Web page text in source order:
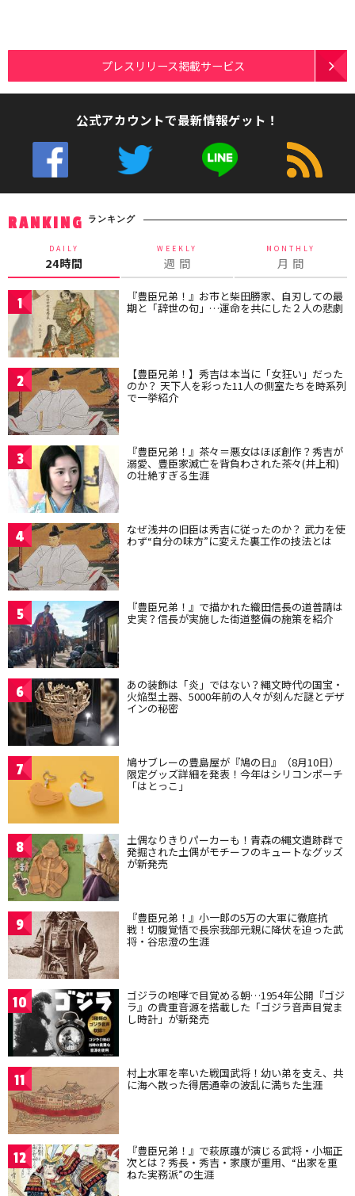
プレスリリース掲載サービス
公式アカウントで最新情報ゲット！
RANKING ランキング
DAILY
24時間
WEEKLY
週 間
MONTHLY
月 間
1 『豊臣兄弟！』お市と柴田勝家、自刃しての最
期と「辞世の句」…運命を共にした２人の悲劇
2 【豊臣兄弟！】秀吉は本当に「女狂い」だった
のか？ 天下人を彩った11人の側室たちを時系列
で一挙紹介
3 『豊臣兄弟！』茶々＝悪女はほぼ創作？秀吉が
溺愛、豊臣家滅亡を背負わされた茶々(井上和)
の壮絶すぎる生涯
4 なぜ浅井の旧臣は秀吉に従ったのか？ 武力を使
わず“自分の味方”に変えた裏工作の技法とは
5 『豊臣兄弟！』で描かれた織田信長の道普請は
史実？信長が実施した街道整備の施策を紹介
6 あの装飾は「炎」ではない？縄文時代の国宝・
火焔型土器、5000年前の人々が刻んだ謎とデザ
インの秘密
7 鳩サブレーの豊島屋が『鳩の日』（8月10日）
限定グッズ詳細を発表！今年はシリコンポーチ
「はとっこ」
8 土偶なりきりパーカーも！青森の縄文遺跡群で
発掘された土偶がモチーフのキュートなグッズ
が新発売
9 『豊臣兄弟！』小一郎の5万の大軍に徹底抗
戦！切腹覚悟で長宗我部元親に降伏を迫った武
将・谷忠澄の生涯
10 ゴジラの咆哮で目覚める朝…1954年公開『ゴジ
ラ』の貴重音源を搭載した「ゴジラ音声目覚ま
し時計」が新発売
11 村上水軍を率いた戦国武将！幼い弟を支え、共
に海へ散った得居通幸の波乱に満ちた生涯
12 『豊臣兄弟！』で萩原護が演じる武将・小堀正
次とは？秀長・秀吉・家康が重用、“出家を重
ねた実務派”の生涯